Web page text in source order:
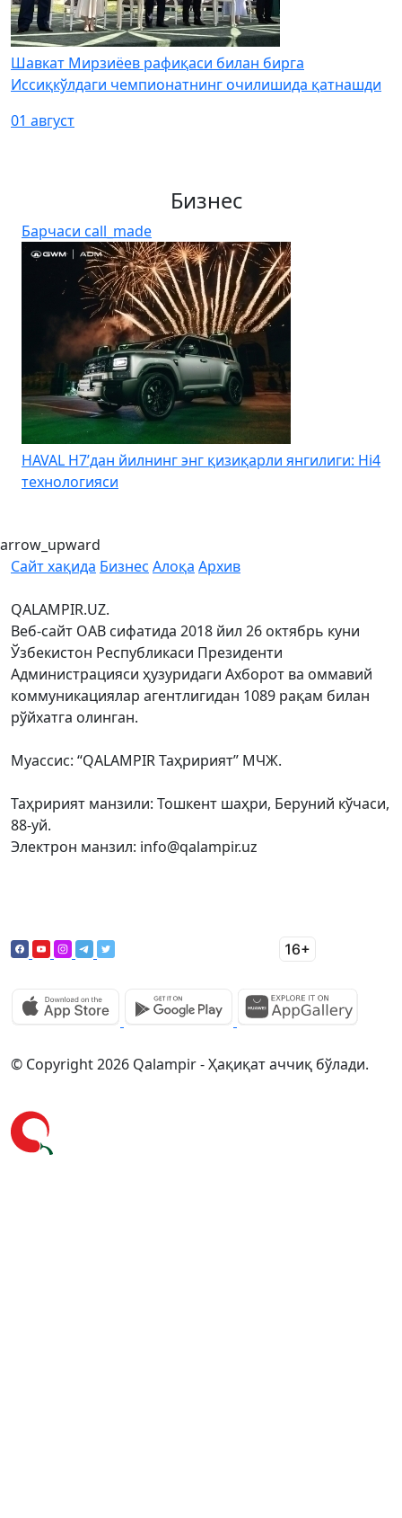
Шавкат Мирзиёев рафиқаси билан бирга
Иссиқкўлдаги чемпионатнинг очилишида қатнашди
01 август
Бизнес
Барчаси call_made
HAVAL H7’дан йилнинг энг қизиқарли янгилиги: Hi4
технологияси
arrow_upward
Сайт хақида Бизнес Алоқа Архив
QALAMPIR.UZ.
Веб-сайт ОАВ сифатида 2018 йил 26 октябрь куни
Ўзбекистон Республикаси Президенти
Администрацияси ҳузуридаги Ахборот ва оммавий
коммуникациялар агентлигидан 1089 рақам билан
рўйхатга олинган.
Муассис: “QALAMPIR Таҳририят” МЧЖ.
Таҳририят манзили: Тошкент шаҳри, Беруний кўчаси,
88-уй.
Электрон манзил: info@qalampir.uz
© Copyright 2026 Qalampir - Ҳақиқат аччиқ бўлади.